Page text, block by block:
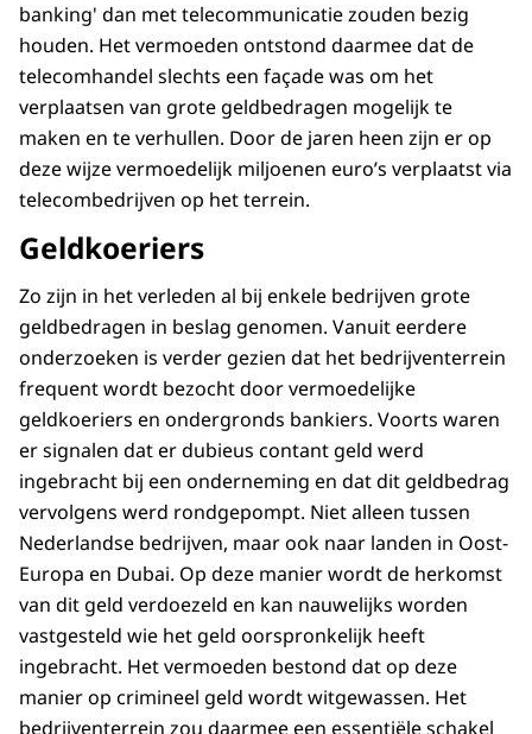
banking' dan met telecommunicatie zouden bezig
houden. Het vermoeden ontstond daarmee dat de
telecomhandel slechts een façade was om het
verplaatsen van grote geldbedragen mogelijk te
maken en te verhullen. Door de jaren heen zijn er op
deze wijze vermoedelijk miljoenen euro’s verplaatst via
telecombedrijven op het terrein.
Geldkoeriers
Zo zijn in het verleden al bij enkele bedrijven grote
geldbedragen in beslag genomen. Vanuit eerdere
onderzoeken is verder gezien dat het bedrijventerrein
frequent wordt bezocht door vermoedelijke
geldkoeriers en ondergronds bankiers. Voorts waren
er signalen dat er dubieus contant geld werd
ingebracht bij een onderneming en dat dit geldbedrag
vervolgens werd rondgepompt. Niet alleen tussen
Nederlandse bedrijven, maar ook naar landen in Oost-
Europa en Dubai. Op deze manier wordt de herkomst
van dit geld verdoezeld en kan nauwelijks worden
vastgesteld wie het geld oorspronkelijk heeft
ingebracht. Het vermoeden bestond dat op deze
manier op crimineel geld wordt witgewassen. Het
bedrijventerrein zou daarmee een essentiële schakel